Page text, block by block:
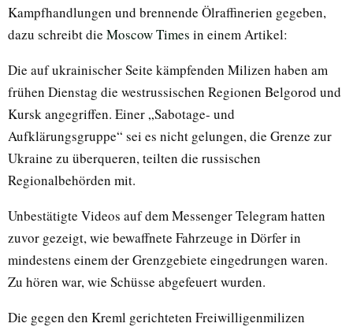
Kampfhandlungen und brennende Ölraffinerien gegeben,
dazu schreibt die Moscow Times in einem Artikel:
Die auf ukrainischer Seite kämpfenden Milizen haben am
frühen Dienstag die westrussischen Regionen Belgorod und
Kursk angegriffen. Einer „Sabotage- und
Aufklärungsgruppe“ sei es nicht gelungen, die Grenze zur
Ukraine zu überqueren, teilten die russischen
Regionalbehörden mit.
Unbestätigte Videos auf dem Messenger Telegram hatten
zuvor gezeigt, wie bewaffnete Fahrzeuge in Dörfer in
mindestens einem der Grenzgebiete eingedrungen waren.
Zu hören war, wie Schüsse abgefeuert wurden.
Die gegen den Kreml gerichteten Freiwilligenmilizen